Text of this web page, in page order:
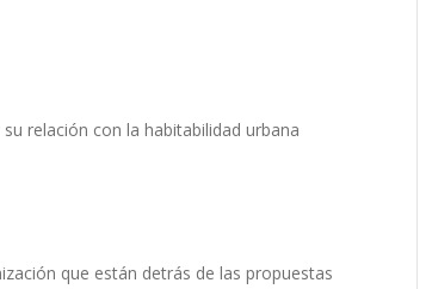
relación con la habitabilidad urbana
que están detrás de las propuestas